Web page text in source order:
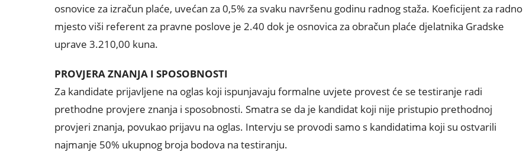
osnovice za izračun plaće, uvećan za 0,5% za svaku navršenu godinu radnog staža. Koeficijent za radno
mjesto viši referent za pravne poslove je 2.40 dok je osnovica za obračun plaće djelatnika Gradske
uprave 3.210,00 kuna.
PROVJERA ZNANJA I SPOSOBNOSTI
Za kandidate prijavljene na oglas koji ispunjavaju formalne uvjete provest će se testiranje radi
prethodne provjere znanja i sposobnosti. Smatra se da je kandidat koji nije pristupio prethodnoj
provjeri znanja, povukao prijavu na oglas. Intervju se provodi samo s kandidatima koji su ostvarili
najmanje 50% ukupnog broja bodova na testiranju.